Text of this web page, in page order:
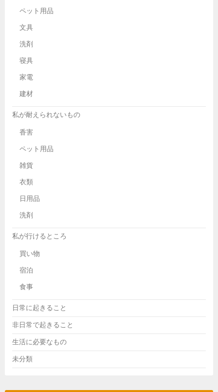
ペット用品
文具
洗剤
寝具
家電
建材
私が耐えられないもの
香害
ペット用品
雑貨
衣類
日用品
洗剤
私が行けるところ
買い物
宿泊
食事
日常に起きること
非日常で起きること
生活に必要なもの
未分類